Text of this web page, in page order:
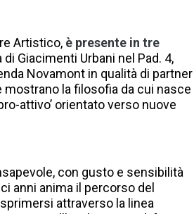
Artistico, è presente in tre
Giacimenti Urbani nel Pad. 4,
Novamont in qualità di partner
la filosofia da cui nasce
attivo’ orientato verso nuove
con gusto e sensibilità
anni anima il percorso del
attraverso la linea